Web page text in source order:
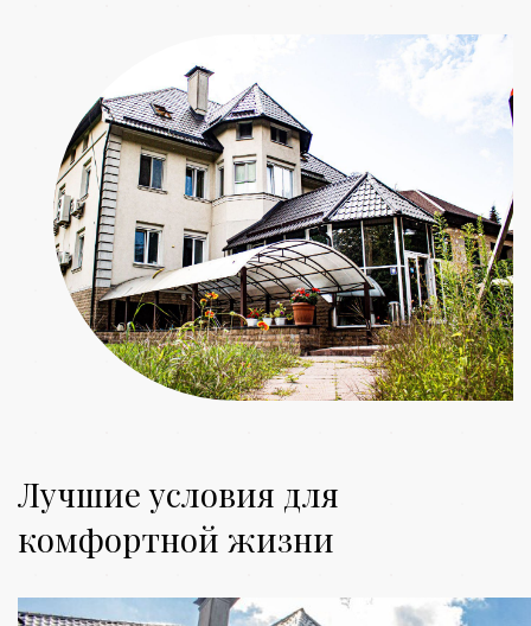
Лучшие условия для
комфортной жизни